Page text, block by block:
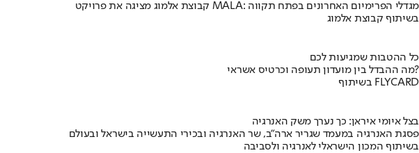
קבוצת אלמוג מציגה את פרויקט MALA: מגדלי הפרימיום האחרונים בפתח תקווה
בשיתוף קבוצת אלמוג
כל ההטבות שמגיעות לכם
מה ההבדל בין מועדון תעופה וכרטיס אשראי?
בשיתוף FLYCARD
בצל איומי איראן: כך נערך משק האנרגיה
פסגת האנרגיה במעמד שגריר ארה"ב, שר האנרגיה ובכירי התעשייה בישראל ובעולם
בשיתוף המכון הישראלי לאנרגיה ולסביבה